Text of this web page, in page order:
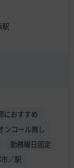
駅
におすすめ
ンコール無し
勤務曜日固定
／駅